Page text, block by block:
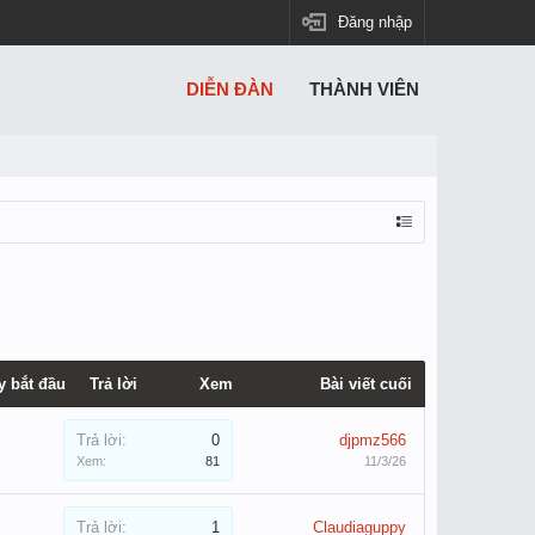
Đăng nhập
bắt đầu Trả lời Xem Bài viết cuối
Trả lời: 0
Xem: 81
djpmz566
11/3/26
Trả lời: 1 Claudiaguppy
DIỄN ĐÀN THÀNH VIÊN